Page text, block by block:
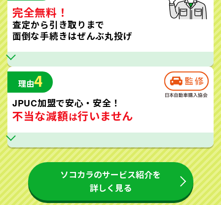
完全無料！
査定から引き取りまで
面倒な手続きはぜんぶ丸投げ
理由4
JPUC加盟で安心・安全！
不当な減額は行いません
ソコカラのサービス紹介を
詳しく見る